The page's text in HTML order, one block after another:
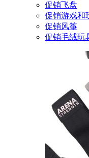
促销飞盘
促销游戏和
促销风筝
促销毛绒玩